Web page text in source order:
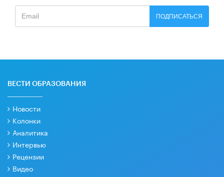
ПОДПИСАТЬСЯ
ВЕСТИ ОБРАЗОВАНИЯ
Новости
Колонки
Аналитика
Интервью
Рецензии
Видео